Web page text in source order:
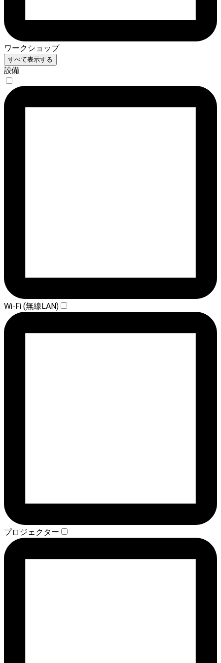
ワークショップ
すべて表示する
設備
Wi-Fi (無線LAN)
プロジェクター